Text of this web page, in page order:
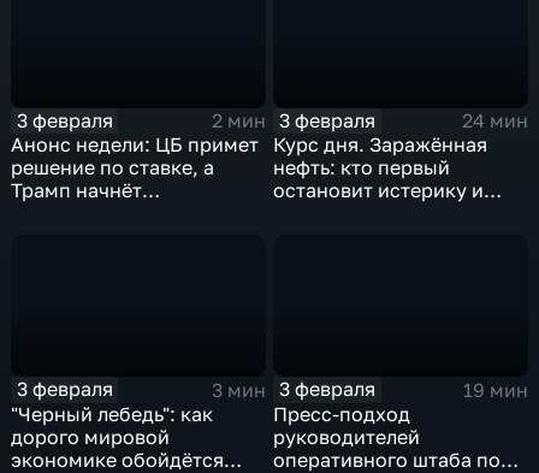
3 февраля
2 мин
Анонс недели: ЦБ примет
решение по ставке, а
Трамп начнёт
3 февраля
24 мин
Курс дня. Заражённая
нефть: кто первый
остановит истерику и
3 февраля
3 мин
"Черный лебедь": как
дорого мировой
экономике обойдётся
3 февраля
19 мин
Пресс-подход
руководителей
оперативного штаба по